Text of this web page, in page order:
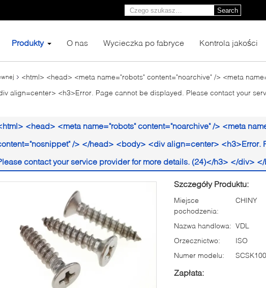
Search
Produkty O nas Wycieczka po fabryce Kontrola jakości
<html> <head> <meta name="robots" content="noarchive" /> <meta
align=center> <h3>Error. Page cannot be displayed. Please contact your
<head> <meta name="robots" content="noarchive" /> <meta
/> </head> <body> <div align=center> <h3>Error.
contact your service provider for more details. (24)</h3> </div>
Szczegóły Produktu:
Miejsce
pochodzenia:
CHINY
Nazwa handlowa: VDL
Orzecznictwo:
ISO
Numer modelu:
Zapłata: